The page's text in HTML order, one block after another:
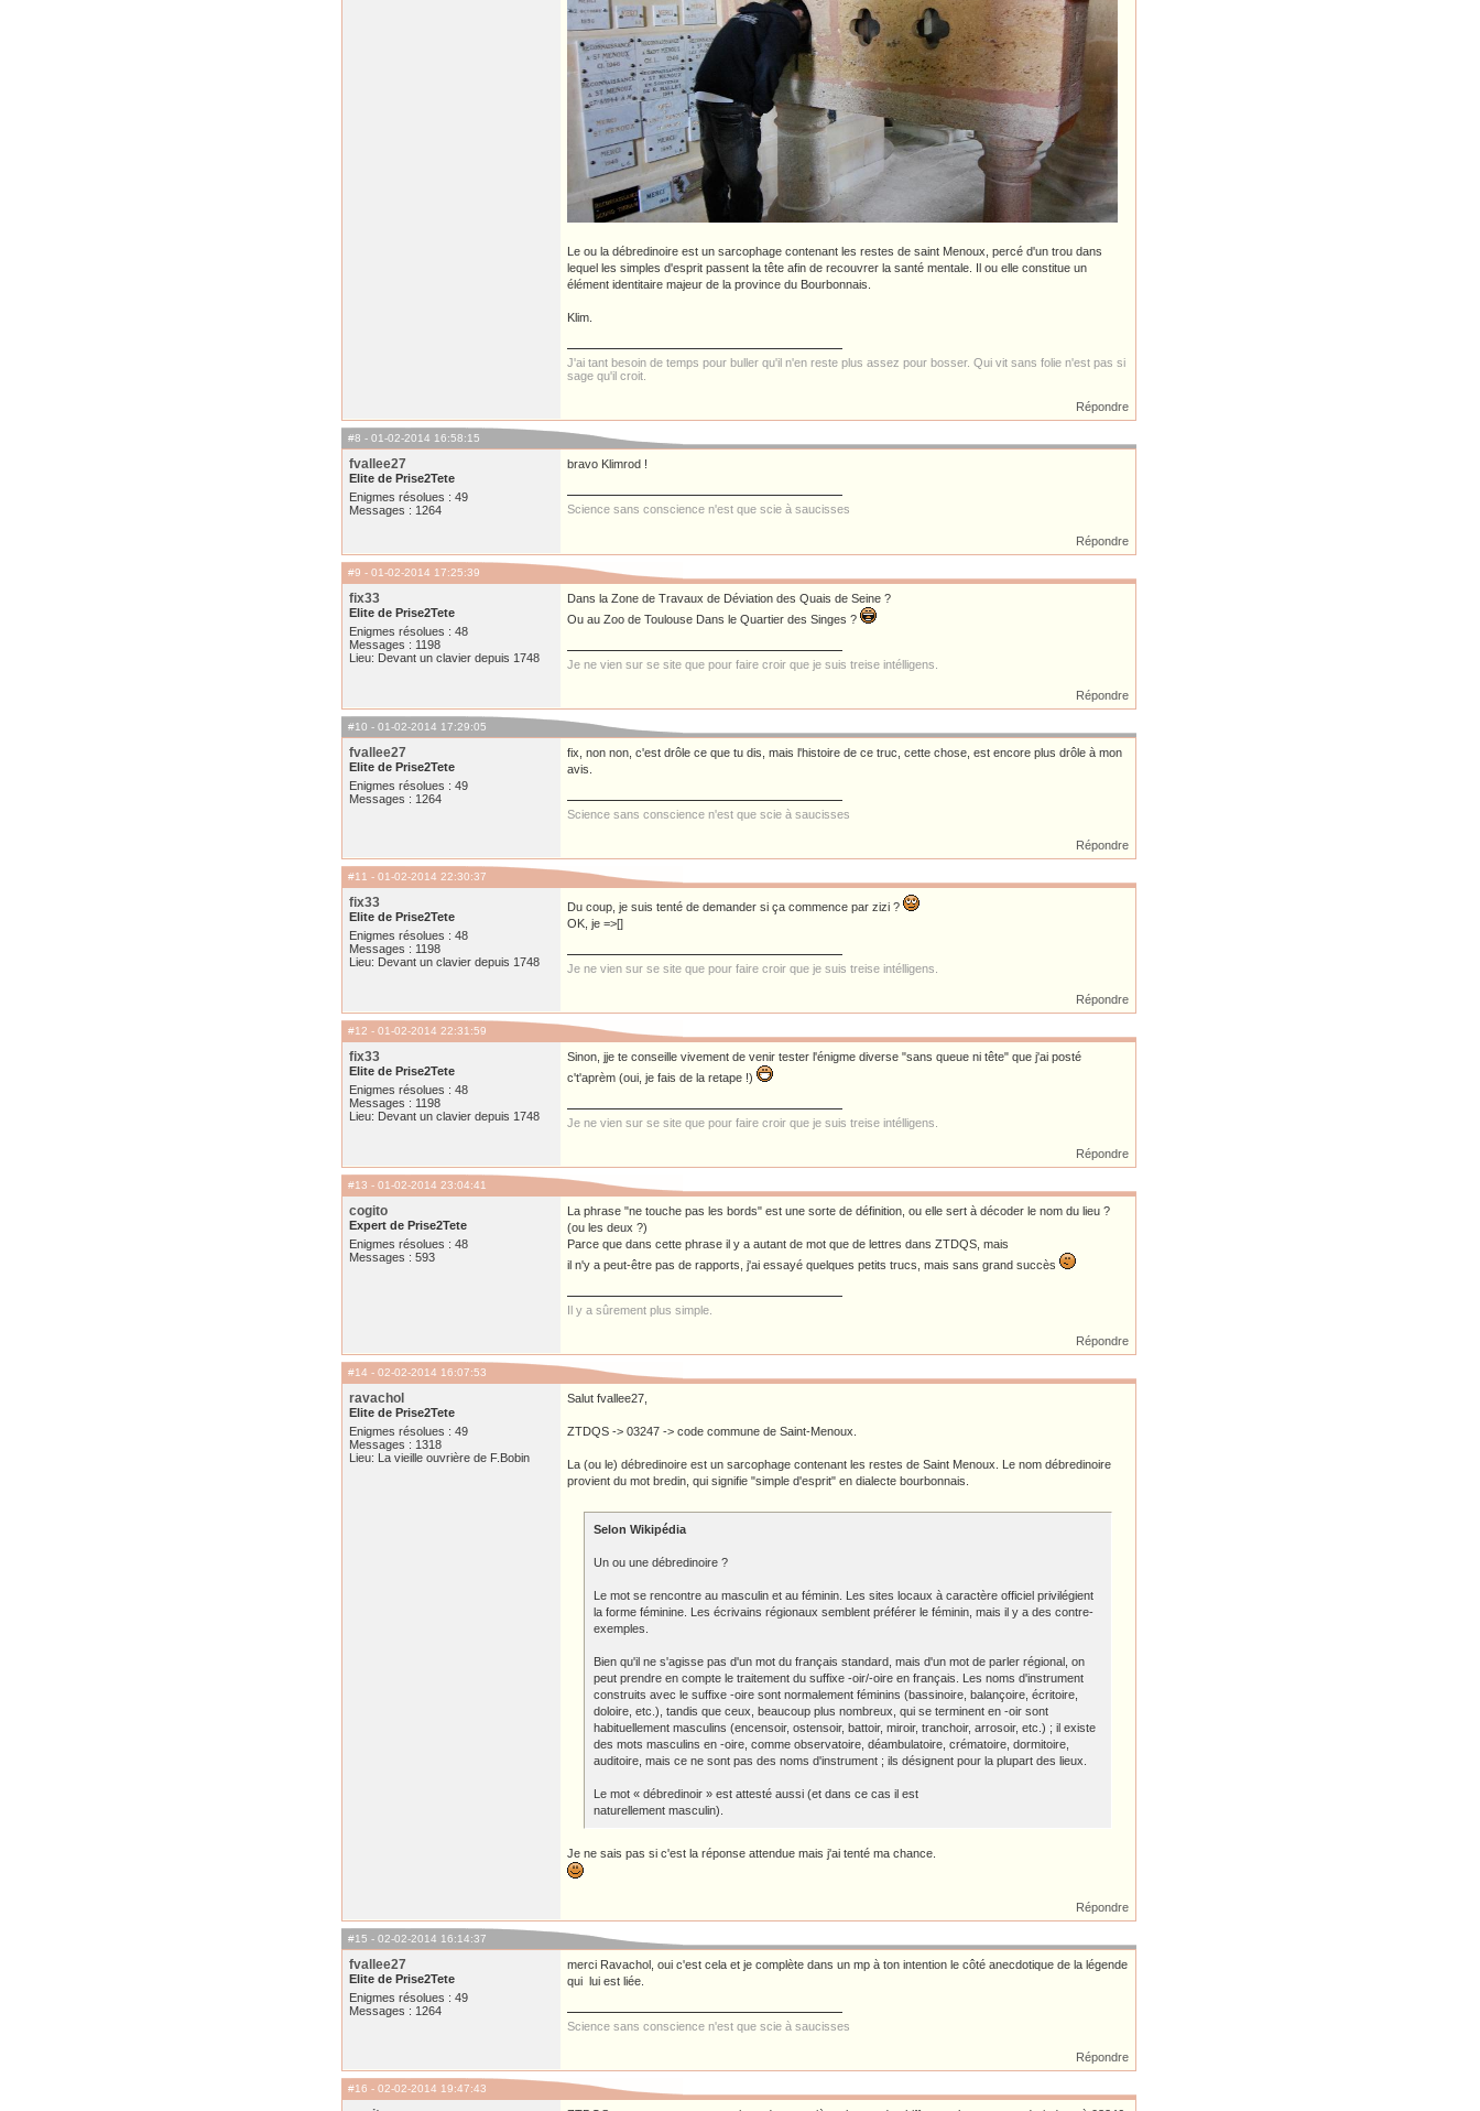
Le ou la débredinoire est un sarcophage contenant les restes de saint Menoux, percé d'un trou dans
lequel les simples d'esprit passent la tête afin de recouvrer la santé mentale. Il ou elle constitue un
élément identitaire majeur de la province du Bourbonnais.
Klim.
J'ai tant besoin de temps pour buller qu'il n'en reste plus assez pour bosser. Qui vit sans folie n'est pas si
sage qu'il croit.
Répondre
#8 - 01-02-2014 16:58:15
fvallee27
Elite de Prise2Tete
Enigmes résolues : 49
Messages : 1264
bravo Klimrod !
Science sans conscience n'est que scie à saucisses
Répondre
#9 - 01-02-2014 17:25:39
fix33
Elite de Prise2Tete
Enigmes résolues : 48
Messages : 1198
Lieu: Devant un clavier depuis 1748
Dans la Zone de Travaux de Déviation des Quais de Seine ?
Ou au Zoo de Toulouse Dans le Quartier des Singes ?
Je ne vien sur se site que pour faire croir que je suis treise intélligens.
Répondre
#10 - 01-02-2014 17:29:05
fvallee27
Elite de Prise2Tete
Enigmes résolues : 49
Messages : 1264
fix, non non, c'est drôle ce que tu dis, mais l'histoire de ce truc, cette chose, est encore plus drôle à mon
avis.
Science sans conscience n'est que scie à saucisses
Répondre
#11 - 01-02-2014 22:30:37
fix33
Elite de Prise2Tete
Enigmes résolues : 48
Messages : 1198
Lieu: Devant un clavier depuis 1748
Du coup, je suis tenté de demander si ça commence par zizi ?
OK, je =>[]
Je ne vien sur se site que pour faire croir que je suis treise intélligens.
Répondre
#12 - 01-02-2014 22:31:59
fix33
Elite de Prise2Tete
Enigmes résolues : 48
Messages : 1198
Lieu: Devant un clavier depuis 1748
Sinon, jje te conseille vivement de venir tester l'énigme diverse "sans queue ni tête" que j'ai posté
c't'aprèm (oui, je fais de la retape !)
Je ne vien sur se site que pour faire croir que je suis treise intélligens.
Répondre
#13 - 01-02-2014 23:04:41
cogito
Expert de Prise2Tete
Enigmes résolues : 48
Messages : 593
La phrase "ne touche pas les bords" est une sorte de définition, ou elle sert à décoder le nom du lieu ?
(ou les deux ?)
Parce que dans cette phrase il y a autant de mot que de lettres dans ZTDQS, mais
il n'y a peut-être pas de rapports, j'ai essayé quelques petits trucs, mais sans grand succès
Il y a sûrement plus simple.
Répondre
#14 - 02-02-2014 16:07:53
ravachol
Elite de Prise2Tete
Enigmes résolues : 49
Messages : 1318
Lieu: La vieille ouvrière de F.Bobin
Salut fvallee27,
ZTDQS -> 03247 -> code commune de Saint-Menoux.
La (ou le) débredinoire est un sarcophage contenant les restes de Saint Menoux. Le nom débredinoire
provient du mot bredin, qui signifie "simple d'esprit" en dialecte bourbonnais.
Selon Wikipédia
Un ou une débredinoire ?
Le mot se rencontre au masculin et au féminin. Les sites locaux à caractère officiel privilégient
la forme féminine. Les écrivains régionaux semblent préférer le féminin, mais il y a des contre-
exemples.
Bien qu'il ne s'agisse pas d'un mot du français standard, mais d'un mot de parler régional, on
peut prendre en compte le traitement du suffixe -oir/-oire en français. Les noms d'instrument
construits avec le suffixe -oire sont normalement féminins (bassinoire, balançoire, écritoire,
doloire, etc.), tandis que ceux, beaucoup plus nombreux, qui se terminent en -oir sont
habituellement masculins (encensoir, ostensoir, battoir, miroir, tranchoir, arrosoir, etc.) ; il existe
des mots masculins en -oire, comme observatoire, déambulatoire, crématoire, dormitoire,
auditoire, mais ce ne sont pas des noms d'instrument ; ils désignent pour la plupart des lieux.
Le mot « débredinoir » est attesté aussi (et dans ce cas il est
naturellement masculin).
Je ne sais pas si c'est la réponse attendue mais j'ai tenté ma chance.
Répondre
#15 - 02-02-2014 16:14:37
fvallee27
Elite de Prise2Tete
Enigmes résolues : 49
Messages : 1264
merci Ravachol, oui c'est cela et je complète dans un mp à ton intention le côté anecdotique de la légende
qui lui est liée.
Science sans conscience n'est que scie à saucisses
Répondre
#16 - 02-02-2014 19:47:43